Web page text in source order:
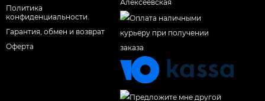
Политика
конфиденциальности.
Гарантия, обмен и возврат
Оферта